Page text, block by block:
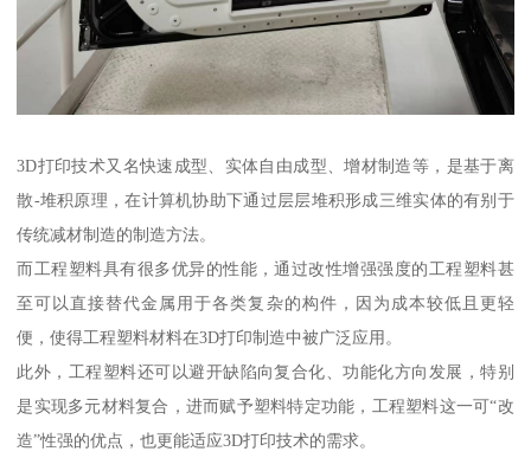
3D打印技术又名快速成型、实体自由成型、增材制造等，是基于离
散-堆积原理，在计算机协助下通过层层堆积形成三维实体的有别于
传统减材制造的制造方法。
而工程塑料具有很多优异的性能，通过改性增强强度的工程塑料甚
至可以直接替代金属用于各类复杂的构件，因为成本较低且更轻
便，使得工程塑料材料在3D打印制造中被广泛应用。
此外，工程塑料还可以避开缺陷向复合化、功能化方向发展，特别
是实现多元材料复合，进而赋予塑料特定功能，工程塑料这一可“改
造”性强的优点，也更能适应3D打印技术的需求。